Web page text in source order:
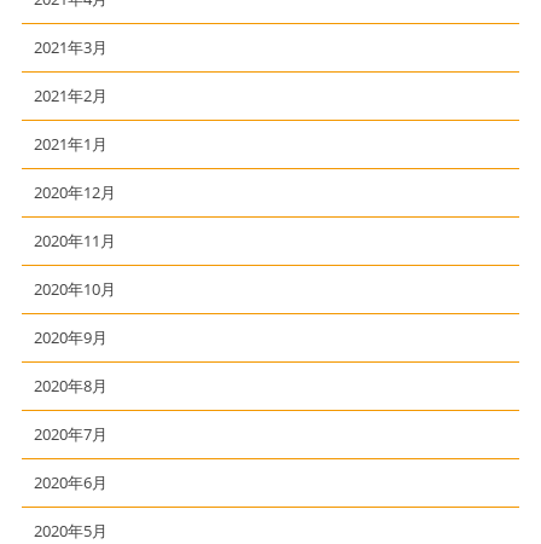
2021年3月
2021年2月
2021年1月
2020年12月
2020年11月
2020年10月
2020年9月
2020年8月
2020年7月
2020年6月
2020年5月